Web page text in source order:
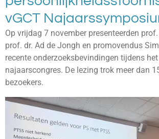
vGCT
Op vrijdag 7 november presenteerden
prof. dr. Ad de Jongh en promovendus
recente onderzoeksbevindingen tijdens het
najaarscongres. De lezing trok meer dan
bezoekers.